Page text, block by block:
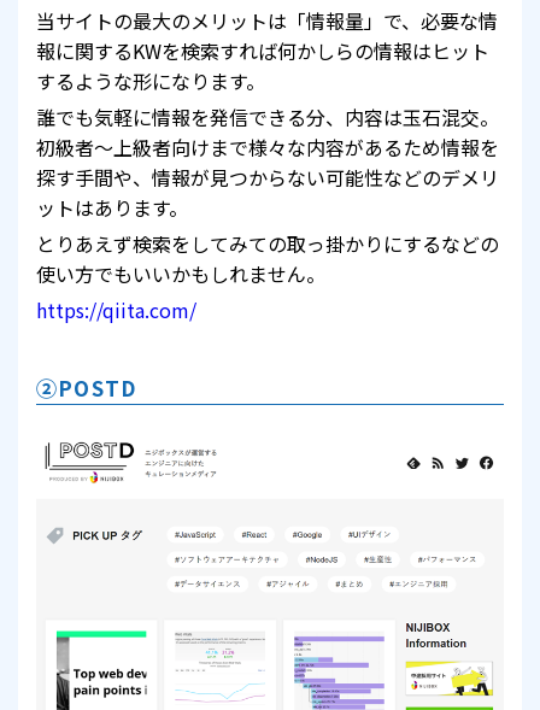
当サイトの最大のメリットは「情報量」で、必要な情
報に関するKWを検索すれば何かしらの情報はヒット
するような形になります。
誰でも気軽に情報を発信できる分、内容は玉石混交。
初級者～上級者向けまで様々な内容があるため情報を
探す手間や、情報が見つからない可能性などのデメリ
ットはあります。
とりあえず検索をしてみての取っ掛かりにするなどの
使い方でもいいかもしれません。
https://qiita.com/
②POSTD